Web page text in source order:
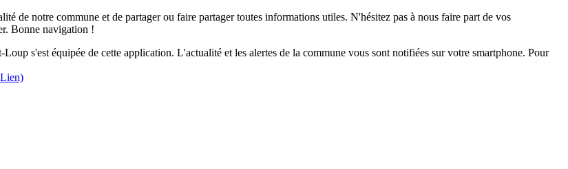
de notre commune et de partager ou faire partager toutes informations utiles. N'hésitez pas à nous faire part de vos
Bonne navigation !
s'est équipée de cette application. L'actualité et les alertes de la commune vous sont notifiées sur votre smartphone. Pour
Lien)